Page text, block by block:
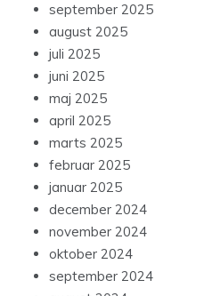
september 2025
august 2025
juli 2025
juni 2025
maj 2025
april 2025
marts 2025
februar 2025
januar 2025
december 2024
november 2024
oktober 2024
september 2024